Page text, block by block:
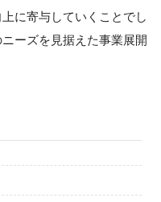
に寄与していくことでし
ーズを見据えた事業展開